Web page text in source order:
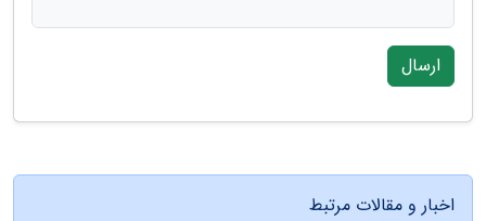
ارسال
اخبار و مقالات مرتبط